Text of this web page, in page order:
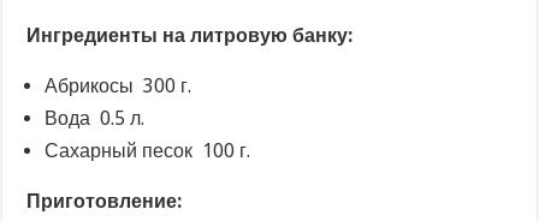
Ингредиенты на литровую банку:
Абрикосы 300 г.
Вода 0.5 л.
Сахарный песок 100 г.
Приготовление: